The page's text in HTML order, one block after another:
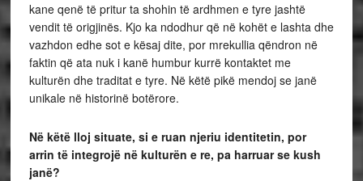
kane qenë të pritur ta shohin të ardhmen e tyre jashtë
vendit të origjinës. Kjo ka ndodhur që në kohët e lashta dhe
vazhdon edhe sot e kësaj dite, por mrekullia qëndron në
faktin që ata nuk i kanë humbur kurrë kontaktet me
kulturën dhe traditat e tyre. Në këtë pikë mendoj se janë
unikale në historinë botërore.
Në këtë lloj situate, si e ruan njeriu identitetin, por
arrin të integrojë në kulturën e re, pa harruar se kush
janë?